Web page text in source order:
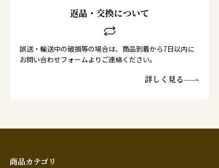
返品・交換について
誤送・輸送中の破損等の場合は、商品到着から7日以内に
お問い合わせフォームよりご連絡ください。
詳しく見る
商品カテゴリ